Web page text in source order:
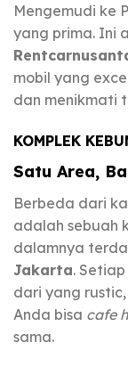
Mengemudi ke
yang prima. Ini
mobil yang
dan menikmati
KOMPLEK
Satu Area,
Berbeda dari
adalah sebuah
dalamnya
Jakarta.
dari yang
Anda bisa cafe
sama.